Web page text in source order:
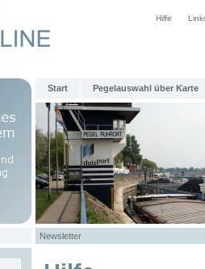
Hilfe
Start Pegelauswahl über Karte
Newsletter